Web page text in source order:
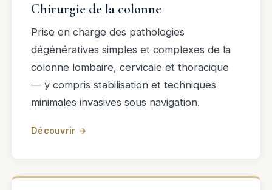
Chirurgie de la colonne
Prise en charge des pathologies
dégénératives simples et complexes de la
colonne lombaire, cervicale et thoracique
— y compris stabilisation et techniques
minimales invasives sous navigation.
Découvrir →